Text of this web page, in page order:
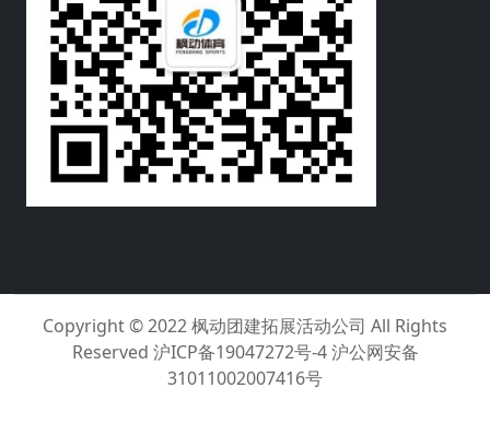
Copyright © 2022枫动团建拓展活动公司 All Rights
Reserved 沪ICP备19047272号-4 沪公网安备
31011002007416号